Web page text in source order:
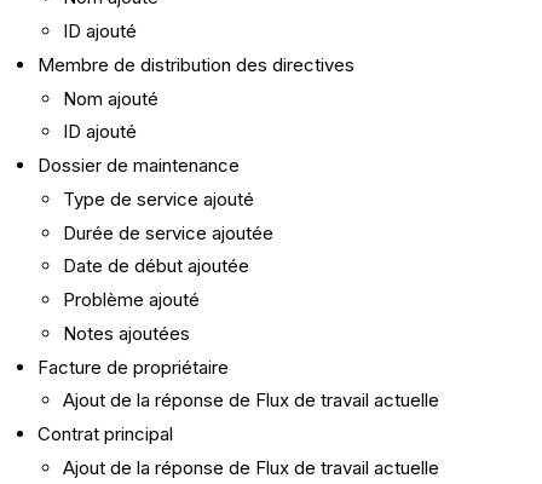
ID ajouté
Membre de distribution des directives
Nom ajouté
ID ajouté
Dossier de maintenance
Type de service ajouté
Durée de service ajoutée
Date de début ajoutée
Problème ajouté
Notes ajoutées
Facture de propriétaire
Ajout de la réponse de Flux de travail actuelle
Contrat principal
Ajout de la réponse de Flux de travail actuelle